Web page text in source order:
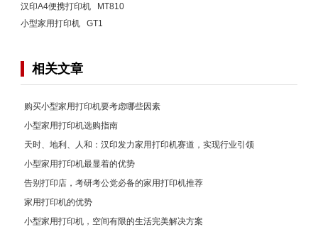
汉印A4便携打印机 MT810
小型家用打印机 GT1
相关文章
购买小型家用打印机要考虑哪些因素
小型家用打印机选购指南
天时、地利、人和：汉印发力家用打印机赛道，实现行业引领
小型家用打印机最显着的优势
告别打印店，考研考公党必备的家用打印机推荐
家用打印机的优势
小型家用打印机，空间有限的生活完美解决方案